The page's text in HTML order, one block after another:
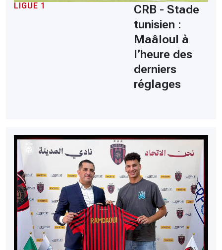
LIGUE 1
CRB - Stade
tunisien :
Maâloul à
l’heure des
derniers
réglages